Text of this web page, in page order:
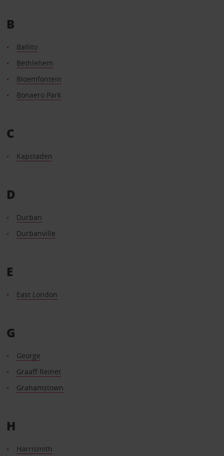
B
Ballito
Bethlehem
Bloemfontein
Bonaero Park
C
Kapstaden
D
Durban
Durbanville
E
East London
G
George
Graaff Reinet
Grahamstown
H
Harrismith